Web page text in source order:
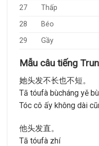
27
Thấp
28
Béo
29
Gầy
Mẫu câu tiếng
她头发不长也不短。
Tā tóufà bùcháng yě
Tóc cô ấy không dài
他头发直。
Tā tóufà zhí